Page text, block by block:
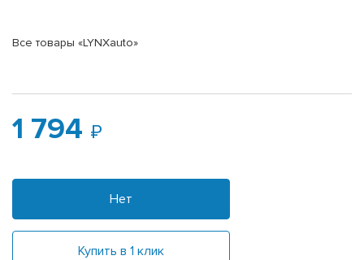
Все товары «LYNXauto»
1 794
Нет
Купить в 1 клик